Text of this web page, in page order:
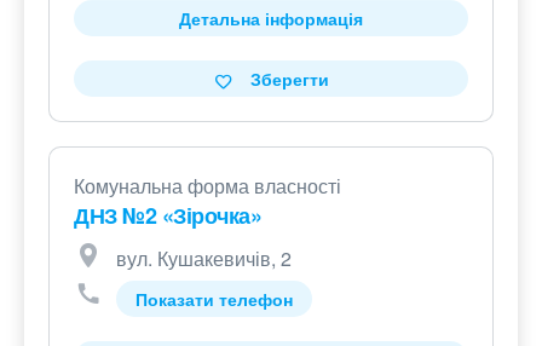
Детальна інформація
Зберегти
Комунальна форма власності
ДНЗ №2 «Зірочка»
вул. Кушакевичів, 2
Показати телефон